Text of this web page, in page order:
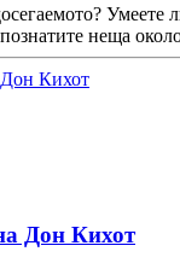
Умеете
неща
Дон Кихот